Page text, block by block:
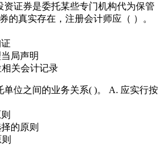
资证券是委托某些专门机构代为保管
的真实存在，注册会计师应（ ）。
局声明
关会计记录
单位之间的业务关系( )。 A. 应实行按
的原则